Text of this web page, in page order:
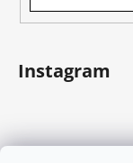
Instagram